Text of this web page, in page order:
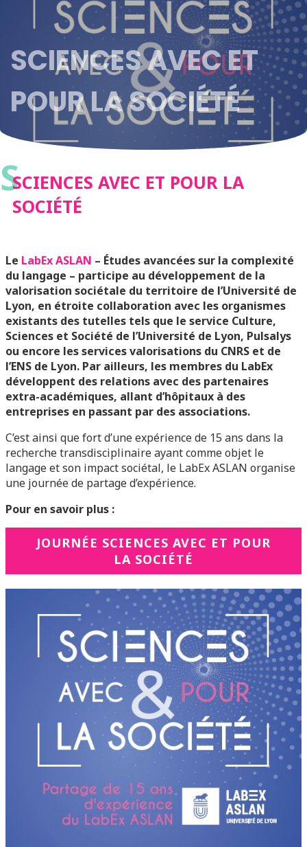
SCIENCES AVEC ET
POUR LA SOCIÉTÉ
SSCIENCES AVEC ET POUR LA
SOCIÉTÉ
Le LabEx ASLAN – Études avancées sur la complexité
du langage – participe au développement de la
valorisation sociétale du territoire de l’Université de
Lyon, en étroite collaboration avec les organismes
existants des tutelles tels que le service Culture,
Sciences et Société de l’Université de Lyon, Pulsalys
ou encore les services valorisations du CNRS et de
l’ENS de Lyon. Par ailleurs, les membres du LabEx
développent des relations avec des partenaires
extra-académiques, allant d’hôpitaux à des
entreprises en passant par des associations.
C’est ainsi que fort d’une expérience de 15 ans dans la
recherche transdisciplinaire ayant comme objet le
langage et son impact sociétal, le LabEx ASLAN organise
une journée de partage d’expérience.
Pour en savoir plus :
JOURNÉE SCIENCES AVEC ET POUR
LA SOCIÉTÉ